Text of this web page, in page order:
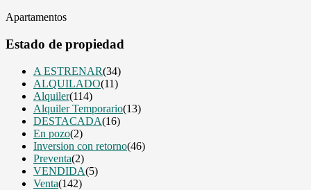
Apartamentos
Estado de propiedad
A ESTRENAR(34)
ALQUILADO(11)
Alquiler(114)
Alquiler Temporario(13)
DESTACADA(16)
En pozo(2)
Inversion con retorno(46)
Preventa(2)
VENDIDA(5)
Venta(142)